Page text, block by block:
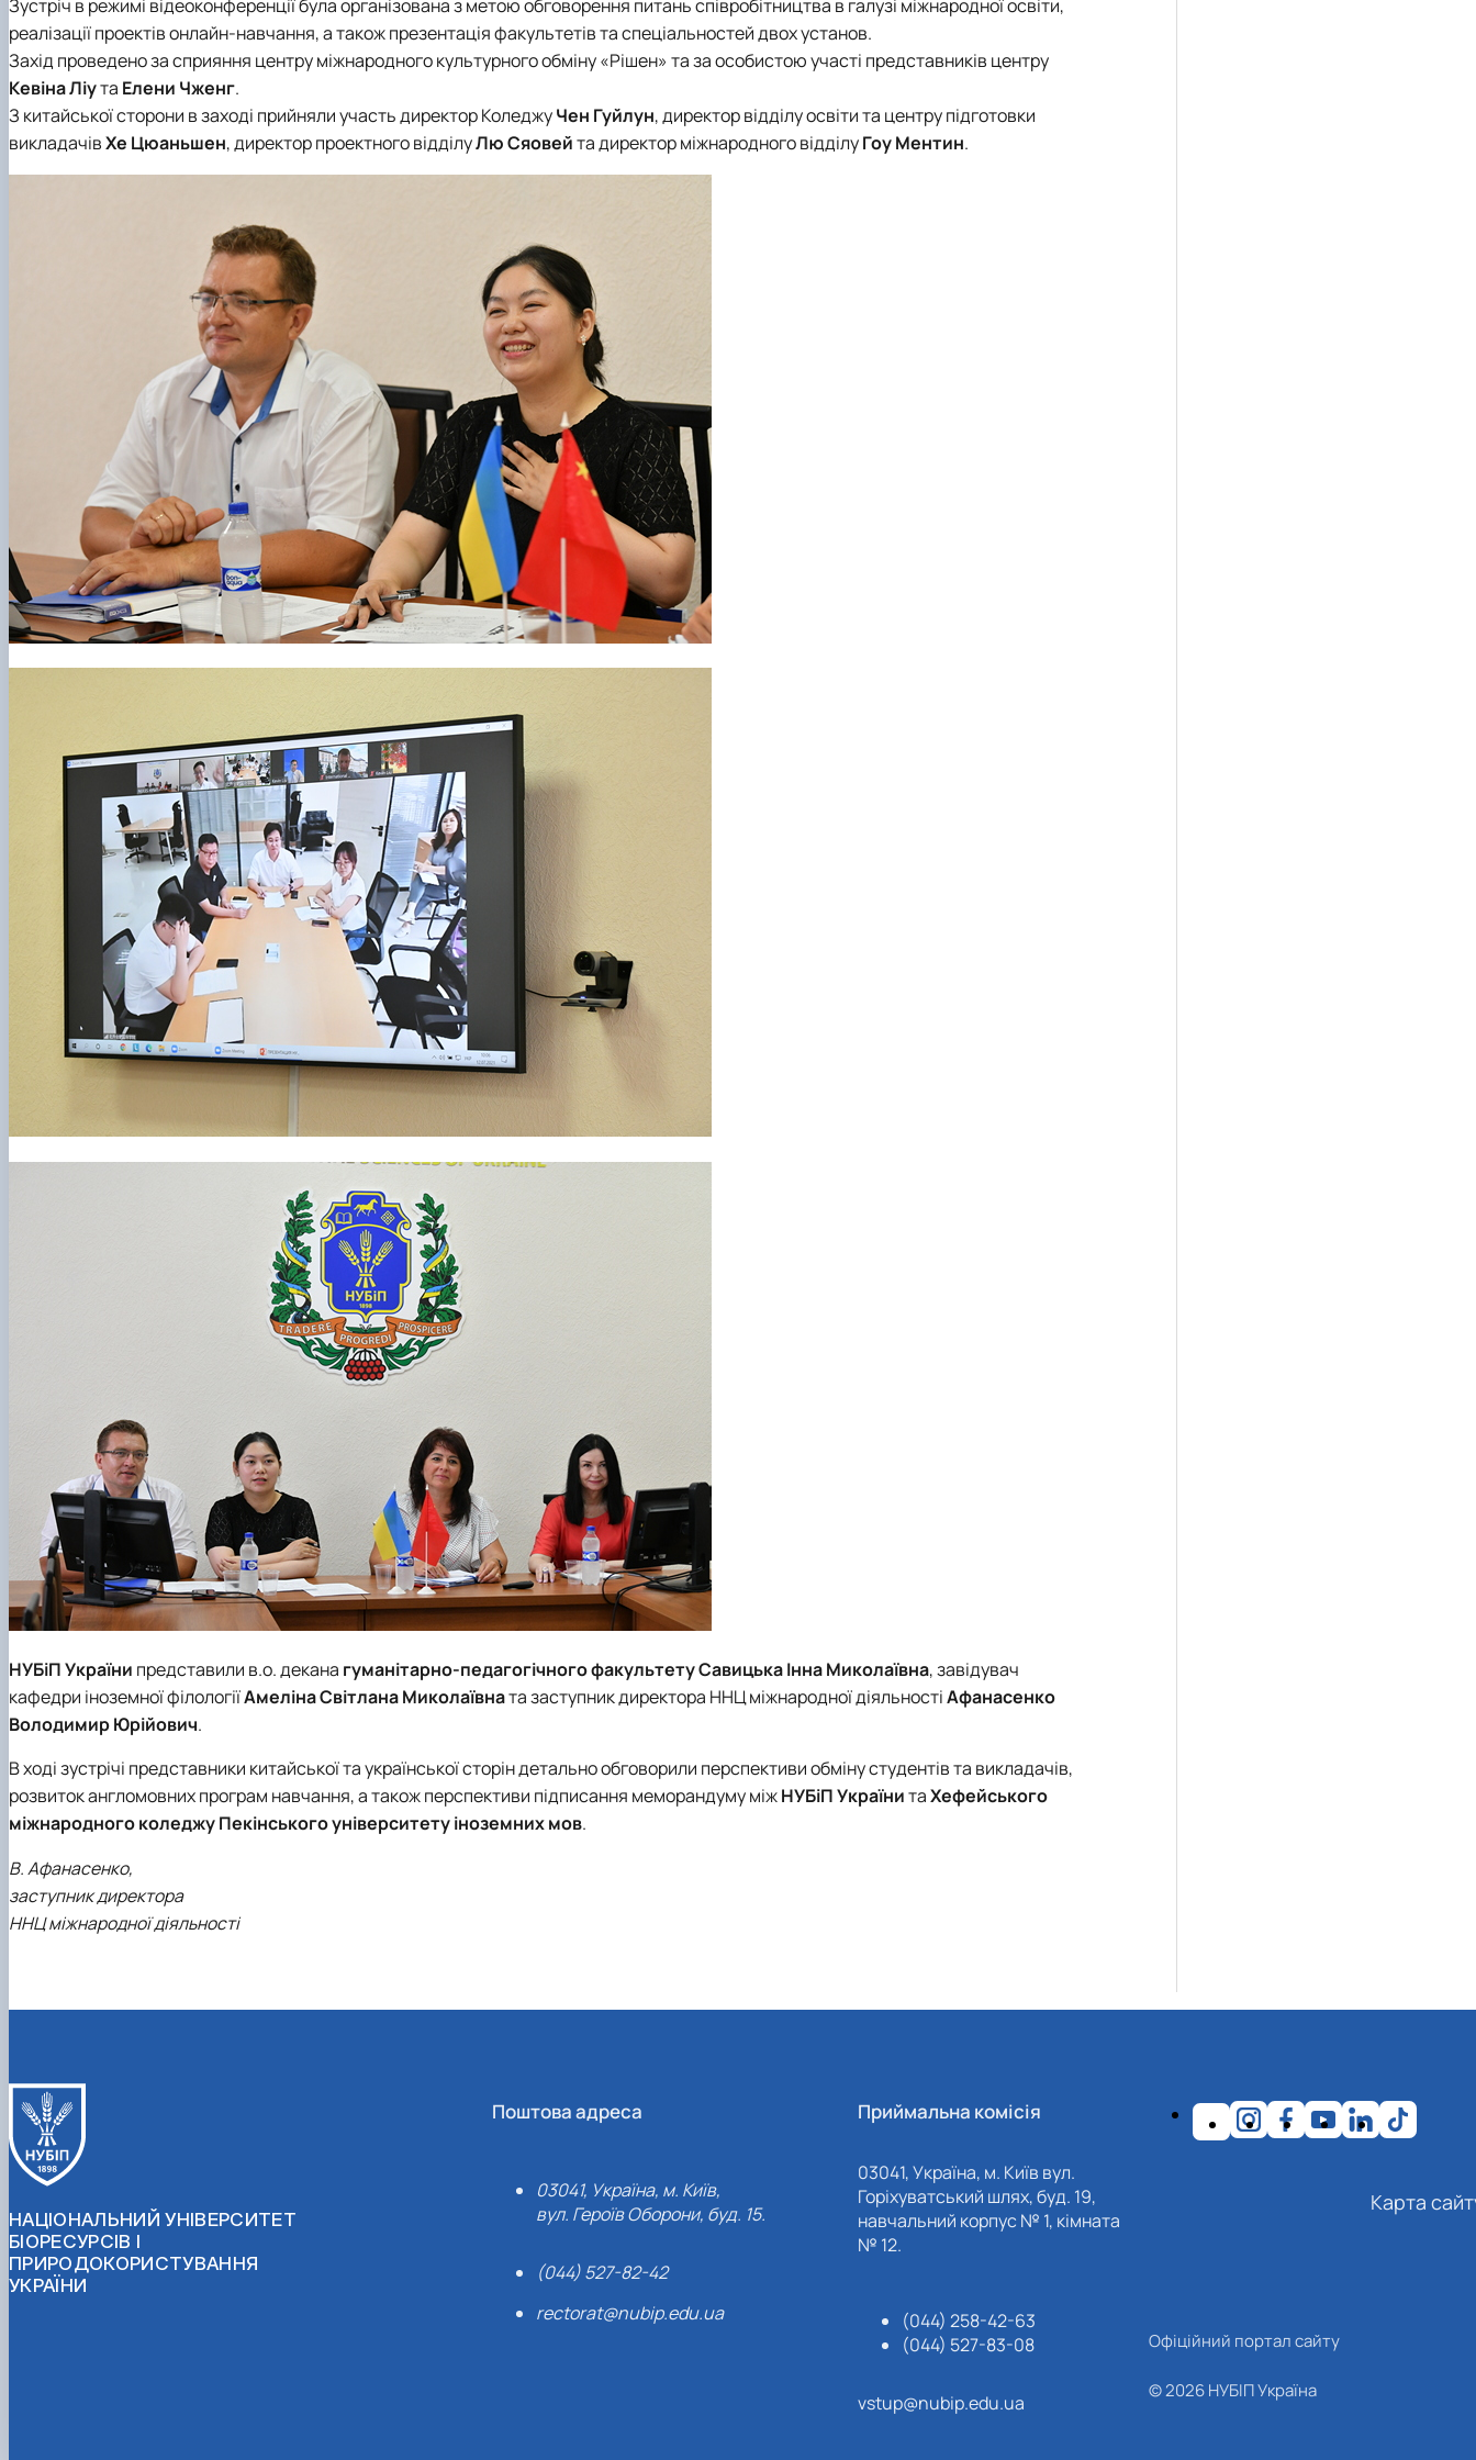
Зустріч в режимі відеоконференції була організована з метою обговорення питань співробітництва в галузі міжнародної освіти,
реалізації проектів онлайн-навчання, а також презентація факультетів та спеціальностей двох установ.
Захід проведено за сприяння центру міжнародного культурного обміну «Рішен» та за особистою участі представників центру
Кевіна Ліута Елени Чженг.
З китайської сторони в заході прийняли участь директор КоледжуЧен Гуйлун, директор відділу освіти та центру підготовки
викладачівХе Цюаньшен, директор проектного відділуЛю Сяовейта директор міжнародного відділуГоу Ментин.
НУБіП України представили в.о. декана гуманітарно-педагогічного факультетуСавицька Інна Миколаївна, завідувач
кафедри іноземної філологіїАмеліна Світлана Миколаївната заступник директора ННЦ міжнародної діяльностіАфанасенко
Володимир Юрійович.
В ході зустрічі представники китайської та української сторін детально обговорили перспективи обміну студентів та викладачів,
розвиток англомовних програм навчання, а також перспективи підписання меморандуму міжНУБіП УкраїнитаХефейського
міжнародного коледжуПекінського університету іноземних мов.
В. Афанасенко,
заступник директора
ННЦ міжнародної діяльності
НАЦІОНАЛЬНИЙ УНІВЕРСИТЕТ
БІОРЕСУРСІВ І
ПРИРОДОКОРИСТУВАННЯ
УКРАЇНИ
Поштова адреса
03041, Україна, м. Київ,
вул. Героїв Оборони, буд. 15.
(044) 527-82-42
rectorat@nubip.edu.ua
Приймальна комісія
03041, Україна, м. Київ вул.
Горіхуватський шлях, буд. 19,
навчальний корпус № 1, кімната
№ 12.
(044) 258-42-63
(044) 527-83-08
vstup@nubip.edu.ua
Карта
Офіційний портал сайту
© 2026 НУБІП Україна